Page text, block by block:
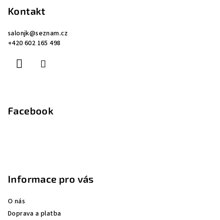
Kontakt
salonjk@seznam.cz
+420 602 165 498
Facebook
Informace pro vás
O nás
Doprava a platba